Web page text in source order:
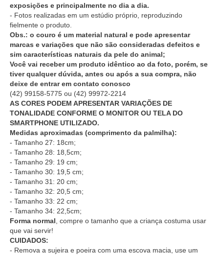
exposições e principalmente no dia a dia.
- Fotos realizadas em um estúdio próprio, reproduzindo
fielmente o produto.
Obs.: o couro é um material natural e pode apresentar
marcas e variações que não são consideradas defeitos e
sim características naturais da pele do animal;
Você vai receber um produto idêntico ao da foto, porém, se
tiver qualquer dúvida, antes ou após a sua compra, não
deixe de entrar em contato conosco
(42) 99158-5775 ou (42) 99972-2214
AS CORES PODEM APRESENTAR VARIAÇÕES DE
TONALIDADE CONFORME O MONITOR OU TELA DO
SMARTPHONE UTILIZADO.
Medidas aproximadas (comprimento da palmilha):
- Tamanho 27: 18cm;
- Tamanho 28: 18,5cm;
- Tamanho 29: 19 cm;
- Tamanho 30: 19,5 cm;
- Tamanho 31: 20 cm;
- Tamanho 32: 20,5 cm;
- Tamanho 33: 22 cm;
- Tamanho 34: 22,5cm;
Forma normal , compre o tamanho que a criança costuma usar
que vai servir!
CUIDADOS:
- Remova a sujeira e poeira com uma escova macia, use um